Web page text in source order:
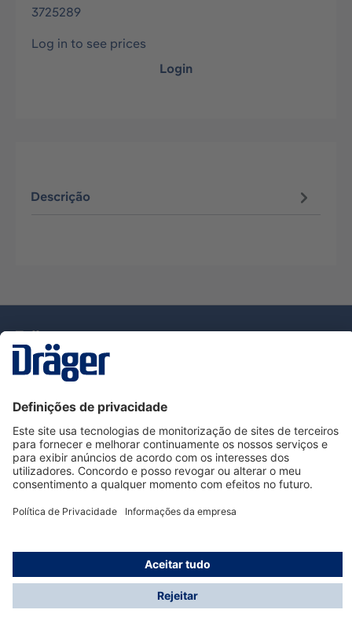
3725289
Log in to see prices
Login
Descrição
Serviço de Apoio ao Cliente Dräger
Utilização da loja
Informações
© Dräger Portugal, Lda, 2024
* Todos os preços excl. IVA mais
possíveis taxas de entrega, se não for indicado o